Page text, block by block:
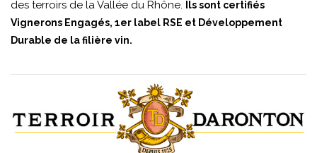
des terroirs de la Vallée du Rhône.
Ils sont certifiés
Vignerons Engagés, 1er label RSE et Développement
Durable de la filière vin.